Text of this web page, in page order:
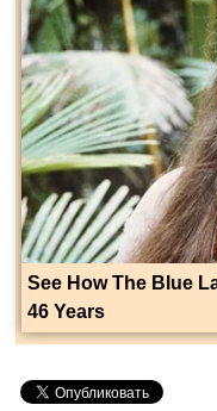
See How The Blue
46 Years